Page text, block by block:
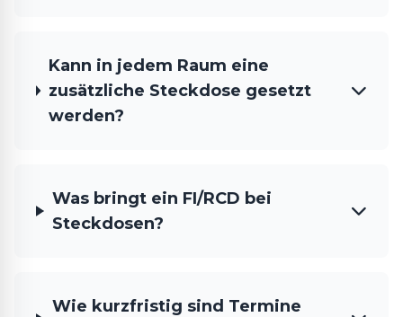
Kann in jedem Raum eine
zusätzliche Steckdose gesetzt
werden?
Was bringt ein FI/RCD bei
Steckdosen?
Wie kurzfristig sind Termine